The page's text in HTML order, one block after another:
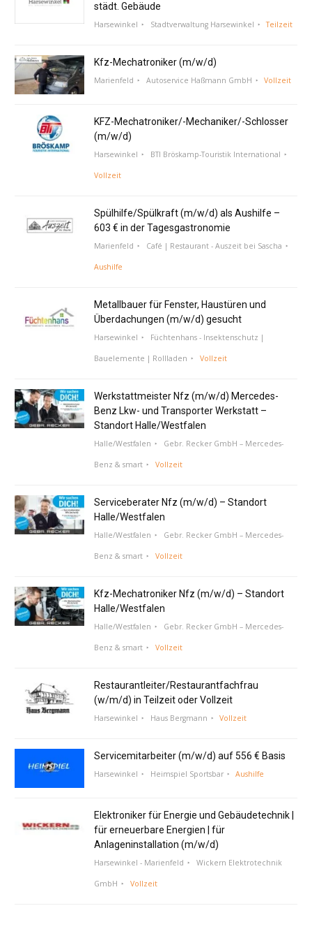
städt. Gebäude
Harsewinkel Stadtverwaltung Harsewinkel Teilzeit
Kfz-Mechatroniker (m/w/d)
Marienfeld Autoservice Haßmann GmbH Vollzeit
KFZ-Mechatroniker/-Mechaniker/-Schlosser
(m/w/d)
Harsewinkel BTI Bröskamp-Touristik International
Vollzeit
Spülhilfe/Spülkraft (m/w/d) als Aushilfe –
603 € in der Tagesgastronomie
Marienfeld Café | Restaurant - Auszeit bei Sascha
Aushilfe
Metallbauer für Fenster, Haustüren und
Überdachungen (m/w/d) gesucht
Harsewinkel Füchtenhans - Insektenschutz |
Bauelemente | Rollladen Vollzeit
Werkstattmeister Nfz (m/w/d) Mercedes-
Benz Lkw- und Transporter Werkstatt –
Standort Halle/Westfalen
Halle/Westfalen Gebr. Recker GmbH – Mercedes-
Benz & smart Vollzeit
Serviceberater Nfz (m/w/d) – Standort
Halle/Westfalen
Halle/Westfalen Gebr. Recker GmbH – Mercedes-
Benz & smart Vollzeit
Kfz-Mechatroniker Nfz (m/w/d) – Standort
Halle/Westfalen
Halle/Westfalen Gebr. Recker GmbH – Mercedes-
Benz & smart Vollzeit
Restaurantleiter/Restaurantfachfrau
(w/m/d) in Teilzeit oder Vollzeit
Harsewinkel Haus Bergmann Vollzeit
Servicemitarbeiter (m/w/d) auf 556 € Basis
Harsewinkel Heimspiel Sportsbar Aushilfe
Elektroniker für Energie und Gebäudetechnik |
für erneuerbare Energien | für
Anlageninstallation (m/w/d)
Harsewinkel - Marienfeld Wickern Elektrotechnik
GmbH Vollzeit